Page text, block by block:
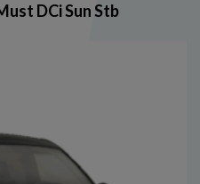
DCi Sun Stb